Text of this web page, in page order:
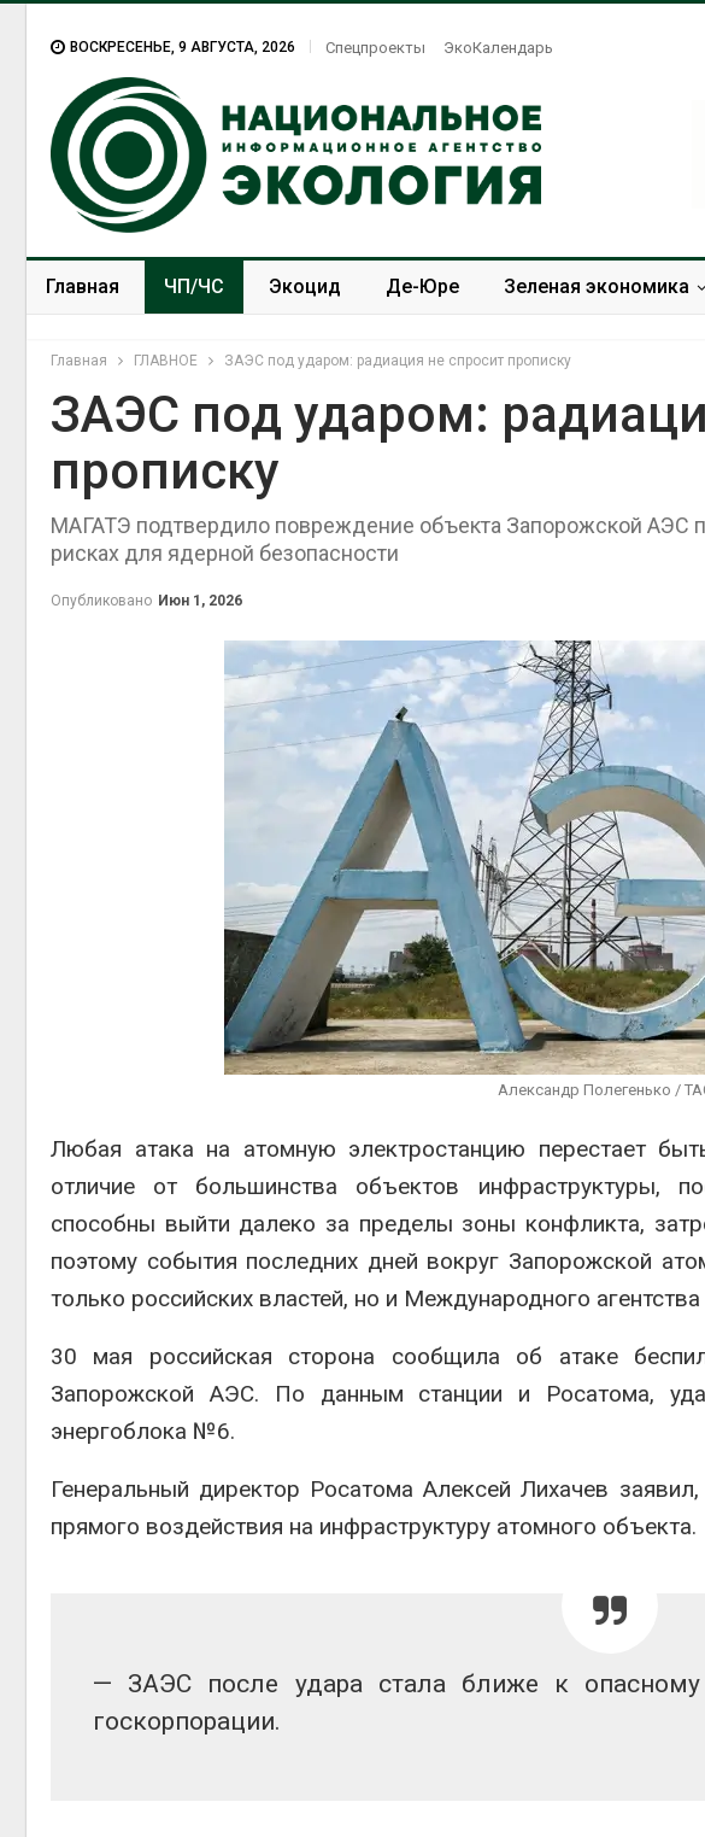
ВОСКРЕСЕНЬЕ, 9 АВГУСТА, 2026 Спецпроекты ЭкоКалендарь
Главная ЧП/ЧС Экоцид Де-Юре Зеленая экономика
Главная ГЛАВНОЕ ЗАЭС под ударом: радиация не спросит прописку
ЗАЭС под ударом:
прописку
МАГАТЭ подтвердило повреждение объекта Запорожской АЭС
рисках для ядерной безопасности
Опубликовано Июн 1, 2026
Александр Полегенько /
Любая атака на атомную электростанцию перестает
отличие от большинства объектов инфраструктуры,
способны выйти далеко за пределы зоны конфликта,
поэтому события последних дней вокруг Запорожской
только российских властей, но и Международного
30 мая российская сторона сообщила об атаке
Запорожской АЭС. По данным станции и Росатома,
энергоблока №6.
Генеральный директор Росатома Алексей Лихачев
прямого воздействия на инфраструктуру атомного объекта.
— ЗАЭС после удара стала ближе к опасному
госкорпорации.
каналами
экономить воду
Авг 7, 2026
Дождевая
может
переживать
Авг 7, 2026
объектов и
контейнерных площадок
Авг 7, 2026
Панамский
Авг 6, 2026
Шэньси из-
тыс.
Авг 6, 2026